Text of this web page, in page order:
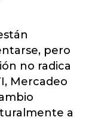
pero
no radica
Mercadeo
a